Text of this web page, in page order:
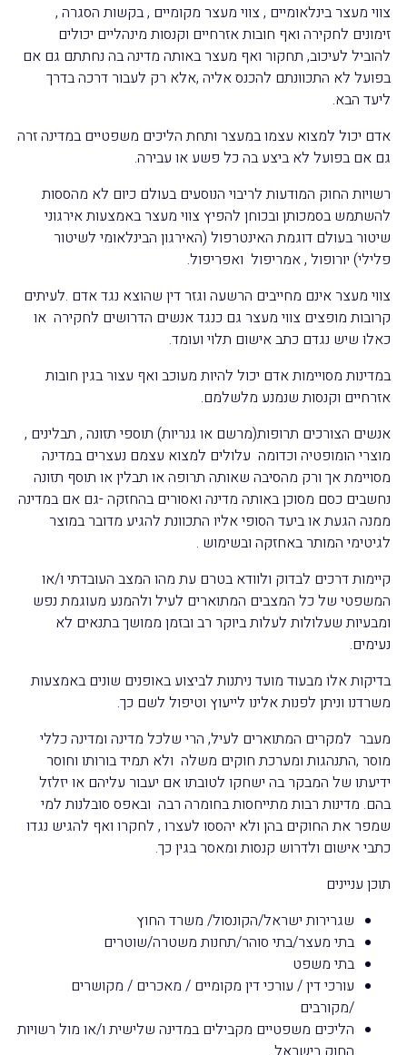
צווי מעצר בינלאומיים , צווי מעצר מקומיים , בקשות הסגרה ,
זימונים לחקירה ואף חובות אזרחיים וקנסות מינהליים יכולים
להוביל לעיכוב, תחקור ואף מעצר באותה מדינה בה נחתתם גם אם
בפועל לא התכוונתם להכנס אליה ,אלא רק לעבור דרכה בדרך
ליעד הבא.
אדם יכול למצוא עצמו במעצר ותחת הליכים משפטיים במדינה זרה
גם אם בפועל לא ביצע בה כל פשע או עבירה.
רשויות החוק המודעות לריבוי הנוסעים בעולם כיום לא מהססות
להשתמש בסמכותן ובכוחן להפיץ צווי מעצר באמצעות אירגוני
שיטור בעולם דוגמת האינטרפול (האירגון הבינלאומי לשיטור
פלילי) יורופול , אמריפול ואפריפול.
צווי מעצר אינם מחייבים הרשעה וגזר דין שהוצא נגד אדם .לעיתים
קרובות מופצים צווי מעצר גם כנגד אנשים הדרושים לחקירה או
כאלו שיש נגדם כתב אישום תלוי ועומד.
במדינות מסויימות אדם יכול להיות מעוכב ואף עצור בגין חובות
אזרחיים וקנסות שנמנע מלשלמם.
אנשים הצורכים תרופות(מרשם או גנריות) תוספי תזונה , תבלינים ,
מוצרי הומופטיה וכדומה עלולים למצוא עצמם נעצרים במדינה
מסויימת אך ורק מהסיבה שאותה תרופה או תבלין או תוסף תזונה
נחשבים כסם מסוכן באותה מדינה ואסורים בהחזקה -גם אם במדינה
ממנה הגעת או ביעד הסופי אליו התכוונת להגיע מדובר במוצר
לגיטימי המותר באחזקה ובשימוש .
קיימות דרכים לבדוק ולוודא בטרם עת מהו המצב העובדתי ו/או
המשפטי של כל המצבים המתוארים לעיל ולהמנע מעוגמת נפש
ומבעיות שעלולות לעלות ביוקר רב ובזמן ממושך בתנאים לא
נעימים.
בדיקות אלו מבעוד מועד ניתנות לביצוע באופנים שונים באמצעות
משרדנו וניתן לפנות אלינו לייעוץ וטיפול לשם כך.
מעבר למקרים המתוארים לעיל, הרי שלכל מדינה ומדינה כללי
מוסר ,התנהגות ומערכת חוקים משלה ולא תמיד בורותו וחוסר
ידיעתו של המבקר בה ישחקו לטובתו אם יעבור עליהם או יזלזל
בהם. מדינות רבות מתייחסות בחומרה רבה ובאפס סובלנות למי
שמפר את החוקים בהן ולא יהססו לעצרו , לחקרו ואף להגיש נגדו
כתבי אישום ולדרוש קנסות ומאסר בגין כך.
תוכן עניינים
שגרירות ישראל/הקונסול/ משרד החוץ
בתי מעצר/בתי סוהר/תחנות משטרה/שוטרים
בתי משפט
עורכי דין / עורכי דין מקומיים / מאכרים / מקושרים
/מקורבים
הליכים משפטיים מקבילים במדינה שלישית ו/או מול רשויות